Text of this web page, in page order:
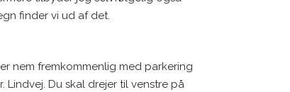
finder vi ud af det.
nem fremkommenlig med parkering
Lindvej. Du skal drejer til venstre på